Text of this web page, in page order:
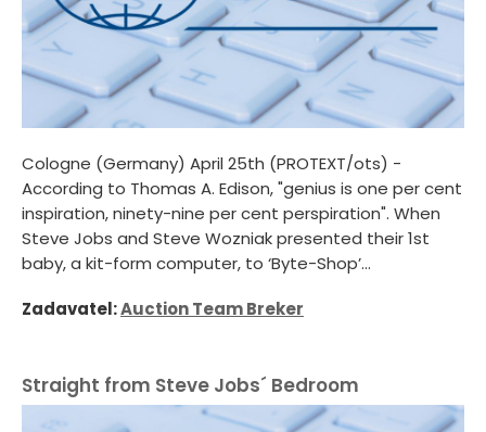
Cologne (Germany) April 25th (PROTEXT/ots) -
According to Thomas A. Edison, "genius is one per cent
inspiration, ninety-nine per cent perspiration". When
Steve Jobs and Steve Wozniak presented their 1st
baby, a kit-form computer, to ‘Byte-Shop’...
Zadavatel:Auction Team Breker
Straight from Steve Jobs´ Bedroom